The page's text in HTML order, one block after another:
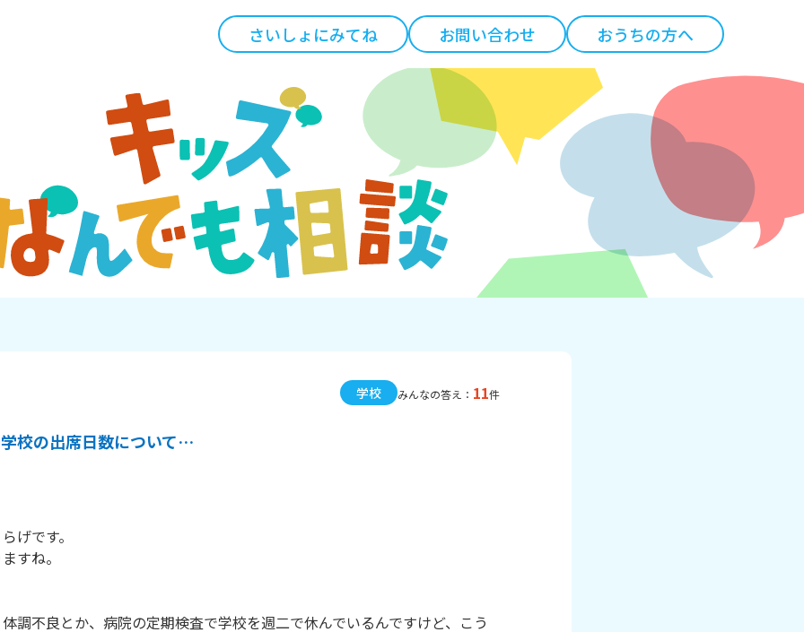
さいしょにみてね お問い合わせ おうちの方へ
学校 みんなの答え： 11件
校の出席日数について…
げです。
すね。
調不良とか、病院の定期検査で学校を週二で休んでいるんですけど、こう